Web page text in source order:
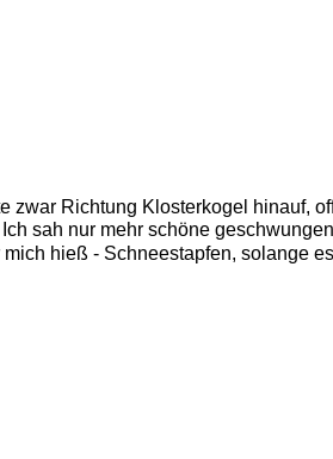
zwar Richtung Klosterkogel hinauf,
sah nur mehr schöne
hieß - Schneestapfen, solange